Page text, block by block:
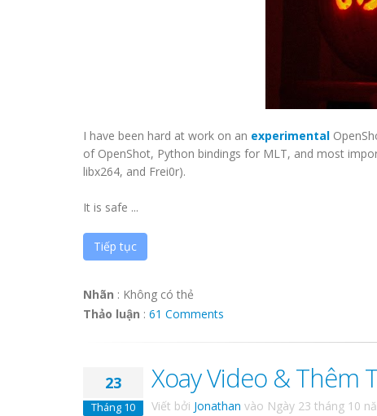
I have been hard at work on an experimental
of OpenShot, Python bindings for MLT, and most
libx264, and Frei0r).
It is safe ...
Tiếp tục
Nhãn : Không có thẻ
Thảo luận : 61 Comments
23
Tháng 10
Xoay Video & Thêm
Viết bởi Jonathan vào Ngày 23 tháng 10